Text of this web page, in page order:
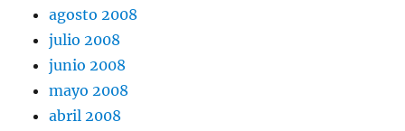
agosto 2008
julio 2008
junio 2008
mayo 2008
abril 2008